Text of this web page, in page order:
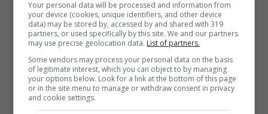
del diavolo o vite del diavolo.Il Potus è
associato all’elemento legno, che
simboleggia crescita e vitalità, quindi
mettendo questa pianta in casa,
promuoverai la crescita e il successo
personale.
Your personal data will be processed and information from
your device (cookies, unique identifiers, and other device
data) may be stored by, accessed by and shared with 319
partners, or used specifically by this site. We and our partners
may use precise geolocation data. List of partners.
Some vendors may process your personal data on the basis
of legitimate interest, which you can object to by managing
your options below. Look for a link at the bottom of this page
or in the site menu to manage or withdraw consent in privacy
and cookie settings.